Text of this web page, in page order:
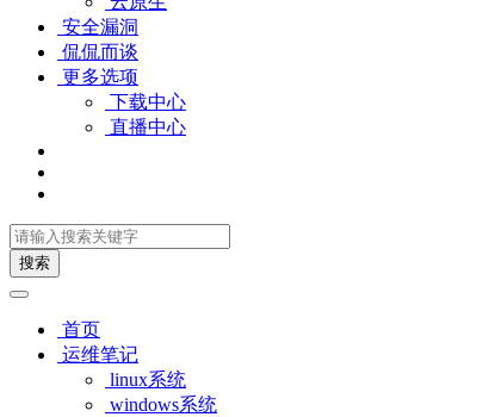
安全漏洞
侃侃而谈
更多选项
下载中心
直播中心
搜索
首页
运维笔记
linux系统
windows系统